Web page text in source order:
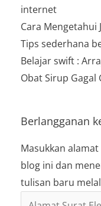
internet
Cara Mengetahui
Tips sederhana
Belajar swift :
Obat Sirup Gagal
Berlangganan
Masukkan
blog ini dan
tulisan baru
Alamat